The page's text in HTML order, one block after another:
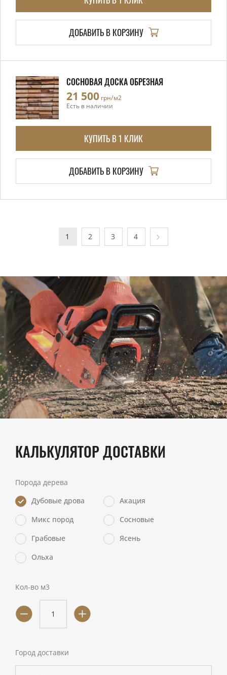
ДОБАВИТЬ В КОРЗИНУ
СОСНОВАЯ ДОСКА ОБРЕЗНАЯ
21 500 грн/м2
Есть в наличии
КУПИТЬ В 1 КЛИК
ДОБАВИТЬ В КОРЗИНУ
1 2 3 4
КАЛЬКУЛЯТОР ДОСТАВКИ
Порода дерева
Дубовые дрова
Акация
Микс пород
Сосновые
Грабовые
Ясень
Ольха
Кол-во м3
Город доставки